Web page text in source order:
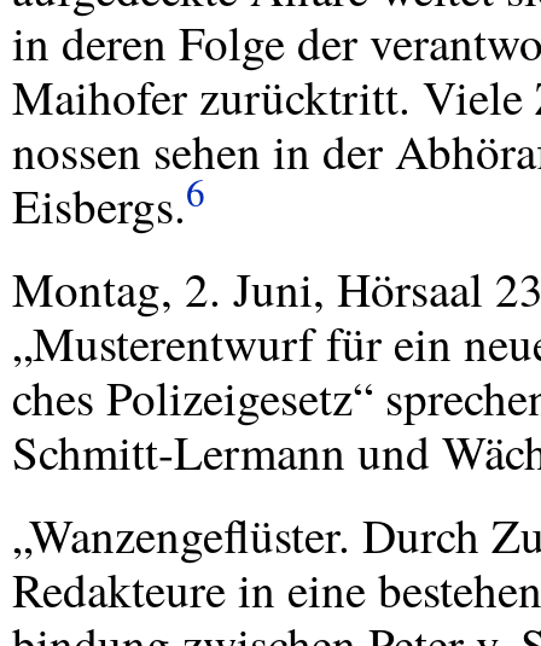
in deren Folge der
Maihofer zurücktritt. Viele
nossen sehen in der
Eisbergs.6
Montag, 2. Juni, Hörsaal
„Musterentwurf für ein
ches Polizeigesetz“
Schmitt-Lermann und
„Wanzengeflüster. Durch
Redakteure in eine